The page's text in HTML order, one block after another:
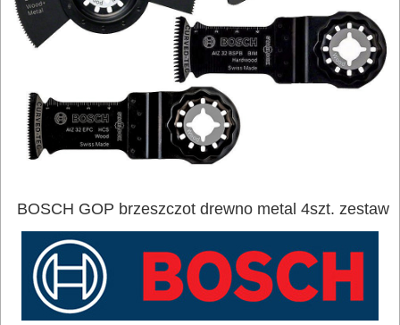
BOSCH GOP brzeszczot drewno metal 4szt. zestaw